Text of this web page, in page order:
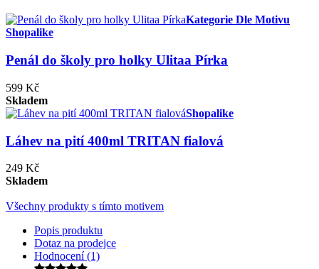
Kategorie Dle Motivu
Shopalike
Penál do školy pro holky Ulitaa Pírka
599 Kč
Skladem
Shopalike
Láhev na pití 400ml TRITAN fialová
249 Kč
Skladem
Všechny produkty s tímto motivem
Popis produktu
Dotaz na prodejce
Hodnocení (1)